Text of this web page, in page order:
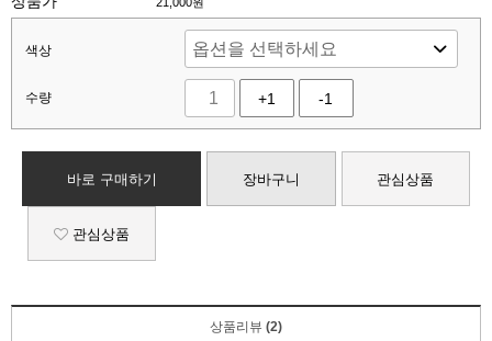
색상
수량 +1 -1
바로 구매하기 장바구니 관심상품
관심상품
상품리뷰 (2)